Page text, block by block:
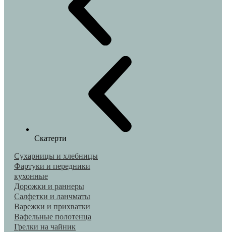
Скатерти
Сухарницы и хлебницы
Фартуки и передники
кухонные
Дорожки и раннеры
Салфетки и ланчматы
Варежки и прихватки
Вафельные полотенца
Грелки на чайник